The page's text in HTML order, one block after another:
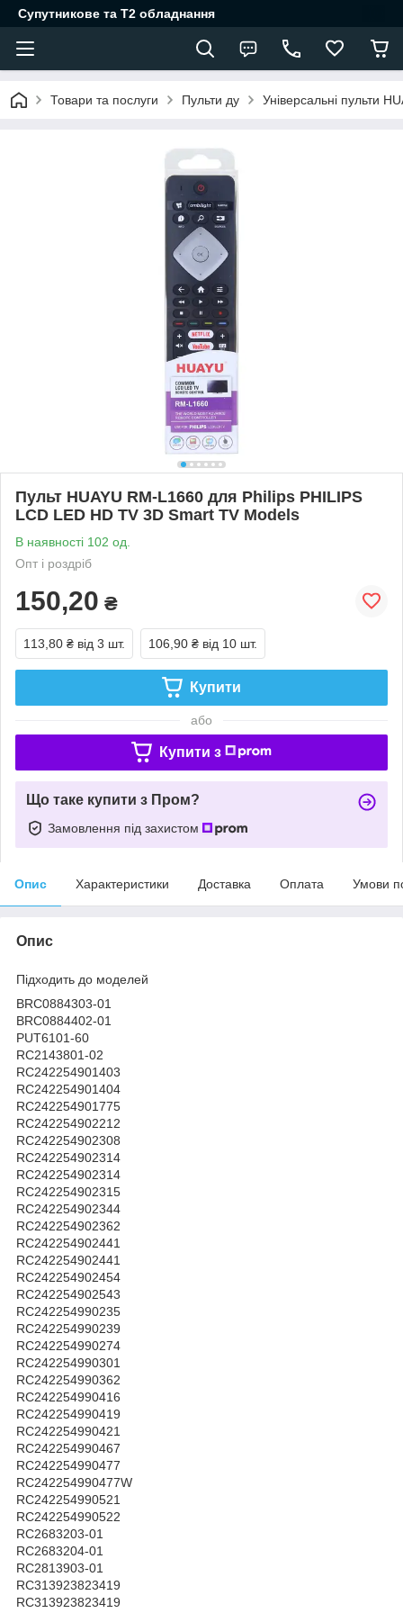
Супутникове та Т2 обладнання
Товари та послуги Пульти ду Універсальні пульти
Пульт HUAYU RM-L1660 для Philips PHILIPS
LCD LED HD TV 3D Smart TV Models
В наявності 102 од.
Опт і роздріб
150,20 ₴
113,80 ₴ від 3 шт. 106,90 ₴ від 10 шт.
Купити
або
Купити з
Що таке купити з Пром?
Замовлення під захистом
Опис Характеристики Доставка Оплата Умови
Опис
Підходить до моделей
BRC0884303-01
BRC0884402-01
PUT6101-60
RC2143801-02
RC242254901403
RC242254901404
RC242254901775
RC242254902212
RC242254902308
RC242254902314
RC242254902314
RC242254902315
RC242254902344
RC242254902362
RC242254902441
RC242254902441
RC242254902454
RC242254902543
RC242254990235
RC242254990239
RC242254990274
RC242254990301
RC242254990362
RC242254990416
RC242254990419
RC242254990421
RC242254990467
RC242254990477
RC242254990477W
RC242254990521
RC242254990522
RC2683203-01
RC2683204-01
RC2813903-01
RC313923823419
RC313923823419